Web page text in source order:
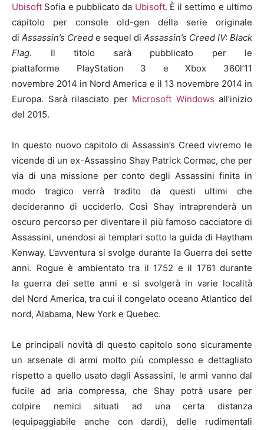
Ubisoft Sofia e pubblicato da Ubisoft. È il settimo e ultimo
capitolo per console old-gen della serie originale
di Assassin’s Creed e sequel di Assassin’s Creed IV: Black
Flag. Il titolo sarà pubblicato per le
piattaforme PlayStation 3 e Xbox 360l’11
novembre 2014 in Nord America e il 13 novembre 2014 in
Europa. Sarà rilasciato per Microsoft Windows all’inizio
del 2015.
In questo nuovo capitolo di Assassin’s Creed vivremo le
vicende di un ex-Assassino Shay Patrick Cormac, che per
via di una missione per conto degli Assassini finita in
modo tragico verrà tradito da questi ultimi che
decideranno di ucciderlo. Così Shay intraprenderà un
oscuro percorso per diventare il più famoso cacciatore di
Assassini, unendosi ai templari sotto la guida di Haytham
Kenway. L’avventura si svolge durante la Guerra dei sette
anni. Rogue è ambientato tra il 1752 e il 1761 durante
la guerra dei sette anni e si svolgerà in varie località
del Nord America, tra cui il congelato oceano Atlantico del
nord, Alabama, New York e Quebec.
Le principali novità di questo capitolo sono sicuramente
un arsenale di armi molto più complesso e dettagliato
rispetto a quello usato dagli Assassini, le armi vanno dal
fucile ad aria compressa, che Shay potrà usare per
colpire nemici situati ad una certa distanza
(equipaggiabile anche con dardi), delle rudimentali